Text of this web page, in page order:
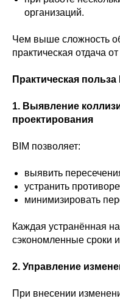
организаций.
Чем выше сложность
практическая отдача
Практическая польза
1. Выявление
проектирования
BIM позволяет:
выявить
устранить
минимизировать
Каждая устранённая
сэкономленные сроки
2. Управление
При внесении